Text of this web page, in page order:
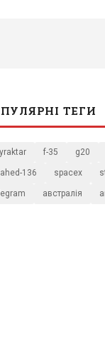
ТЕГИ
f-35 g20
136 spacex
австралія